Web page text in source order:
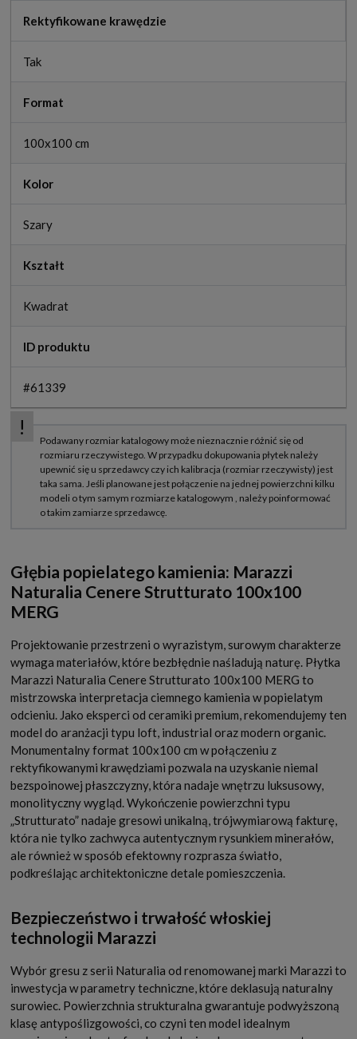
Rektyfikowane krawędzie
Tak
Format
100x100 cm
Kolor
Szary
Kształt
Kwadrat
ID produktu
#61339
Głębia popielatego kamienia: Marazzi
Naturalia Cenere Strutturato 100x100
MERG
Projektowanie przestrzeni o wyrazistym, surowym charakterze
wymaga materiałów, które bezbłędnie naśladują naturę. Płytka
Marazzi Naturalia Cenere Strutturato 100x100 MERG to
mistrzowska interpretacja ciemnego kamienia w popielatym
odcieniu. Jako eksperci od ceramiki premium, rekomendujemy ten
model do aranżacji typu loft, industrial oraz modern organic.
Monumentalny format 100x100 cm w połączeniu z
rektyfikowanymi krawędziami pozwala na uzyskanie niemal
bezspoinowej płaszczyzny, która nadaje wnętrzu luksusowy,
monolityczny wygląd. Wykończenie powierzchni typu
„Strutturato” nadaje gresowi unikalną, trójwymiarową fakturę,
która nie tylko zachwyca autentycznym rysunkiem minerałów,
ale również w sposób efektowny rozprasza światło,
podkreślając architektoniczne detale pomieszczenia.
Bezpieczeństwo i trwałość włoskiej
technologii Marazzi
Wybór gresu z serii Naturalia od renomowanej marki Marazzi to
inwestycja w parametry techniczne, które deklasują naturalny
surowiec. Powierzchnia strukturalna gwarantuje podwyższoną
klasę antypoślizgowości, co czyni ten model idealnym